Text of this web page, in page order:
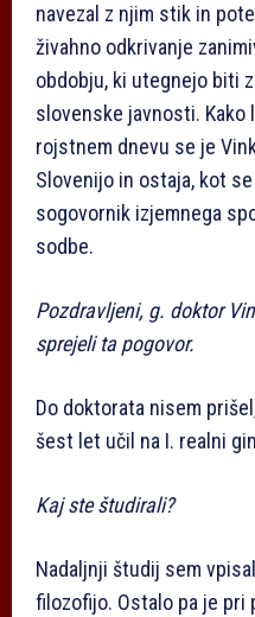
navezal z njim stik in
živahno odkrivanje
obdobju, ki utegnejo biti
slovenske javnosti.
rojstnem dnevu se je
Slovenijo in ostaja, kot
sogovornik izjemnega
sodbe.
Pozdravljeni, g. doktor
sprejeli ta pogovor.
Do doktorata nisem
šest let učil na I. realni
Kaj ste študirali?
Nadaljnji študij sem
filozofijo. Ostalo pa je pri